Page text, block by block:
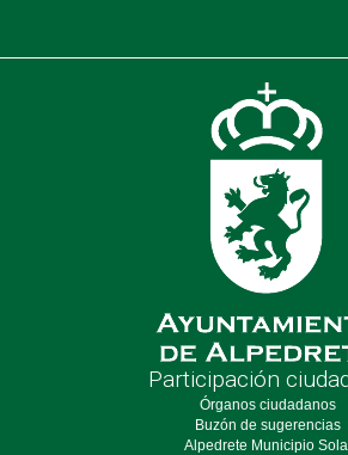
Participación
Órganos ciudadanos
Buzón de sugerencias
Alpedrete Municipio